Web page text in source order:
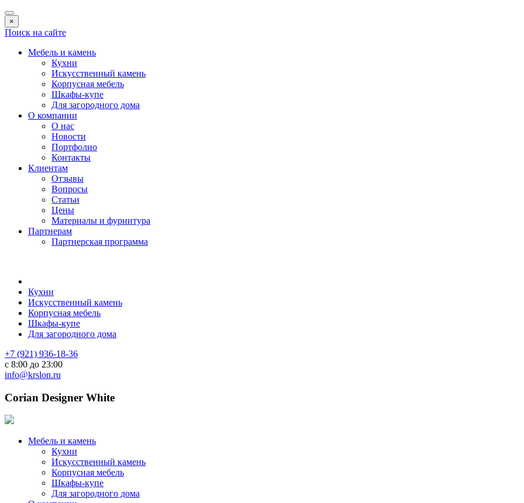
×
Поиск на сайте
Мебель и камень
Кухни
Искусственный камень
Корпусная мебель
Шкафы-купе
Для загородного дома
О компании
О нас
Новости
Портфолио
Контакты
Клиентам
Отзывы
Вопросы
Статьи
Цены
Материалы и фурнитура
Партнерам
Партнерская программа
Кухни
Искусственный камень
Корпусная мебель
Шкафы-купе
Для загородного дома
+7 (921) 936-18-36
с 8:00 до 23:00
info@krslon.ru
Corian Designer White
Мебель и камень
Кухни
Искусственный камень
Корпусная мебель
Шкафы-купе
Для загородного дома